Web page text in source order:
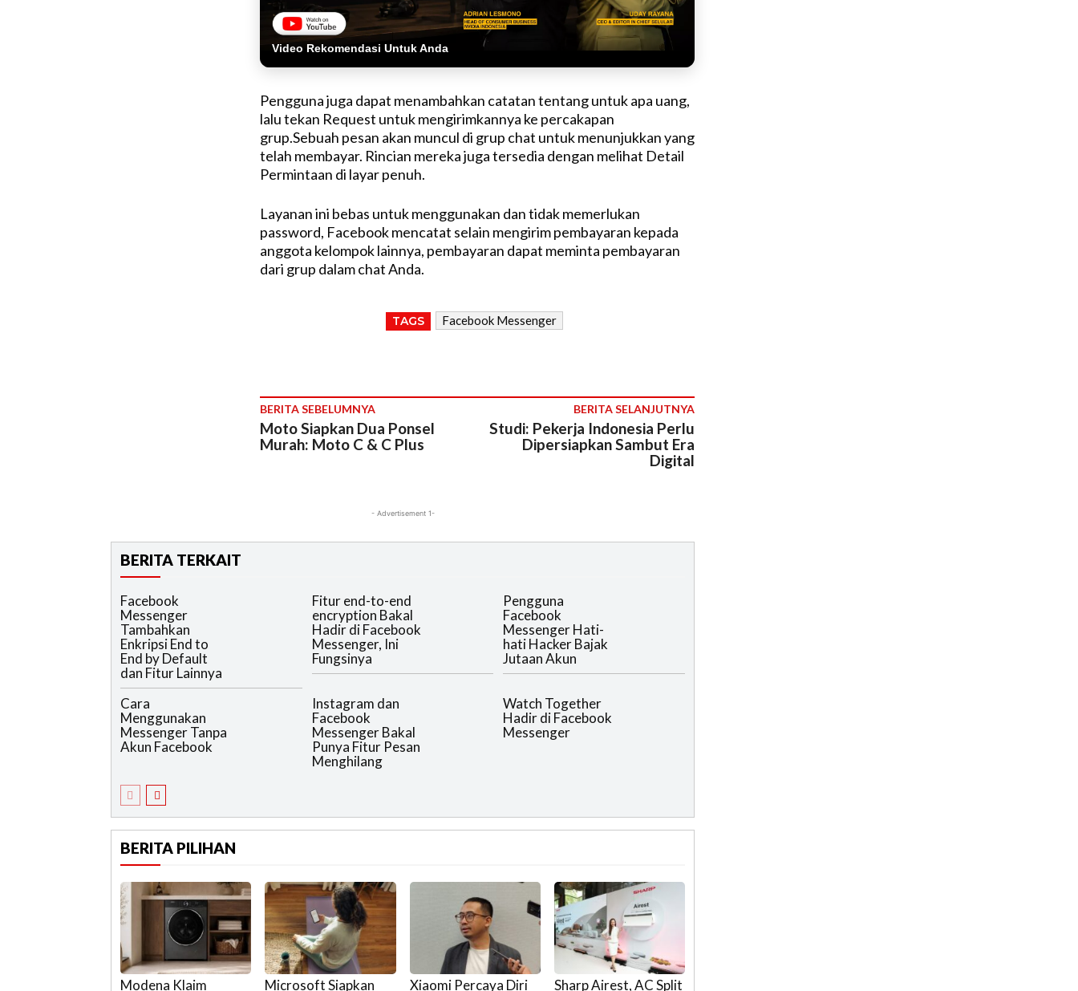
Video Rekomendasi Untuk Anda
Pengguna juga dapat menambahkan catatan tentang untuk apa uang,
lalu tekan Request untuk mengirimkannya ke percakapan
grup.Sebuah pesan akan muncul di grup chat untuk menunjukkan yang
telah membayar. Rincian mereka juga tersedia dengan melihat Detail
Permintaan di layar penuh.
Layanan ini bebas untuk menggunakan dan tidak memerlukan
password, Facebook mencatat selain mengirim pembayaran kepada
anggota kelompok lainnya, pembayaran dapat meminta pembayaran
dari grup dalam chat Anda.
TAGS Facebook Messenger
BERITA SEBELUMNYA
Moto Siapkan Dua Ponsel
Murah: Moto C & C Plus
BERITA SELANJUTNYA
Studi: Pekerja Indonesia Perlu
Dipersiapkan Sambut Era
Digital
- Advertisement 1-
BERITA TERKAIT
Facebook
Messenger
Tambahkan
Enkripsi End to
End by Default
dan Fitur Lainnya
Fitur end-to-end
encryption Bakal
Hadir di Facebook
Messenger, Ini
Fungsinya
Pengguna
Facebook
Messenger Hati-
hati Hacker Bajak
Jutaan Akun
Cara
Menggunakan
Messenger Tanpa
Akun Facebook
Instagram dan
Facebook
Messenger Bakal
Punya Fitur Pesan
Menghilang
Watch Together
Hadir di Facebook
Messenger
BERITA PILIHAN
Modena Klaim
Microsoft Siapkan
Xiaomi Percaya Diri
Sharp Airest, AC Split